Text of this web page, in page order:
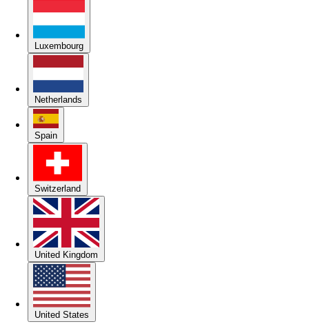
Luxembourg
Netherlands
Spain
Switzerland
United Kingdom
United States